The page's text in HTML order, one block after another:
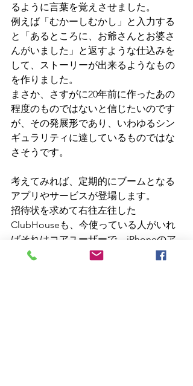
るように言葉を覚えさせました。
例えば「むかーしむかし」と入力する
と「あるところに、お爺さんとお婆さ
んがいました」と返すような仕込みを
して、ストーリーが出来るようなもの
を作りました。
まさか、さすがに20年前に作ったあの
程度のものではないと信じたいのです
が、その発展形であり、いわゆるシン
ギュラリティに達しているものではな
さそうです。
考えてみれば、定期的にブームとなる
アプリやサービスが登場します。
招待状を求めて右往左往した
ClubHouseも、今使っている人がいれ
ばそれはコアユーザーで、iPhoneのア
イコンを久しぶりにクリックするとア